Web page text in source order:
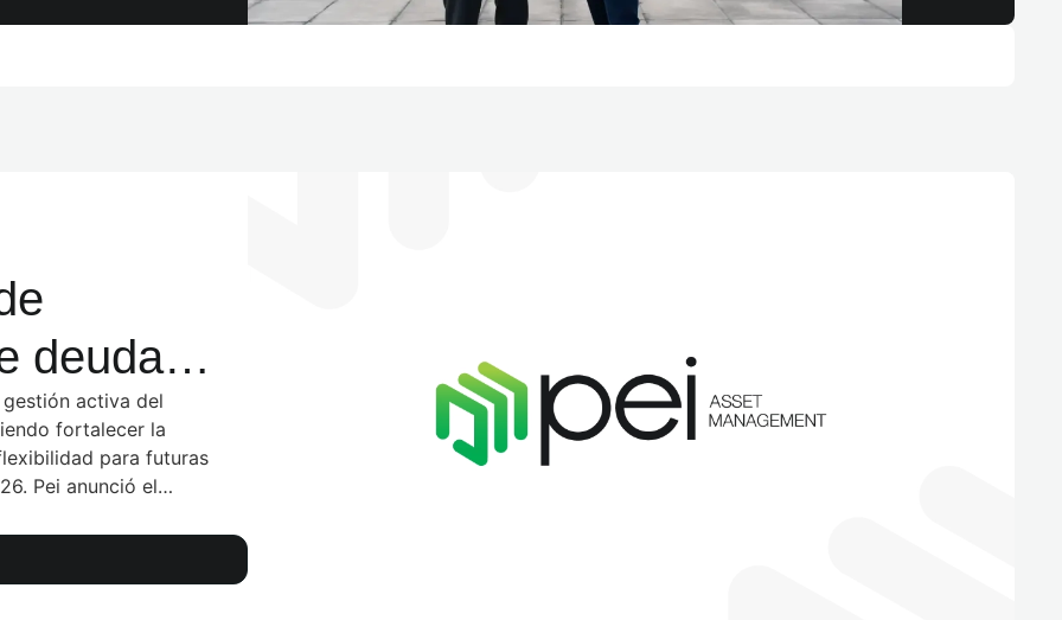
deuda
de
activa del
fortalecer la
para futuras
Pei anunció el